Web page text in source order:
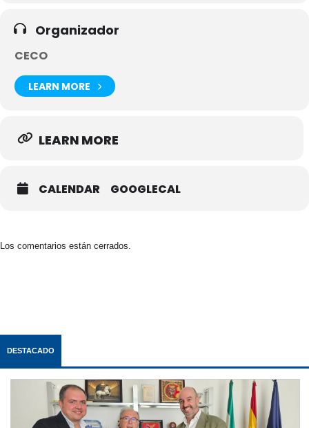
Organizador
CECO
LEARN MORE
LEARN MORE
CALENDAR GOOGLECAL
Los comentarios están cerrados.
DESTACADO